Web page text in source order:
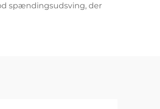
spændingsudsving, der